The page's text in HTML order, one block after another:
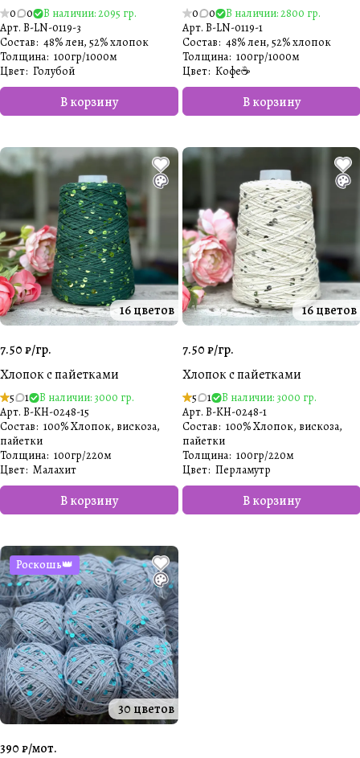
0 0
В наличии: 2095 гр.
Арт. B-LN-0119-3
В корзину
Состав: 48% лен, 52% хлопок
Толщина: 100гр/1000м
Цвет: Голубой
0 0
В наличии: 2800 гр.
Арт. B-LN-0119-1
В корзину
Состав: 48% лен, 52% хлопок
Толщина: 100гр/1000м
Цвет: Кофе☕️
16 цветов
7.50 ₽/гр.
Хлопок с пайетками
5 1
В наличии: 3000 гр.
Арт. B-KH-0248-15
В корзину
Состав: 100% Хлопок, вискоза,
пайетки
Толщина: 100гр/220м
Цвет: Малахит
16 цветов
7.50 ₽/гр.
Хлопок с пайетками
5 1
В наличии: 3000 гр.
Арт. B-KH-0248-1
В корзину
Состав: 100% Хлопок, вискоза,
пайетки
Толщина: 100гр/220м
Цвет: Перламутр
Роскошь👑
30 цветов
390 ₽/мот.